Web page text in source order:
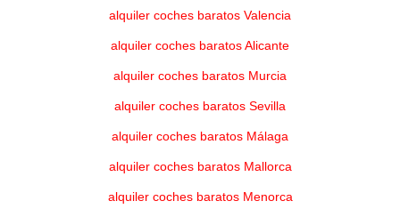
alquiler coches baratos Valencia
alquiler coches baratos Alicante
alquiler coches baratos Murcia
alquiler coches baratos Sevilla
alquiler coches baratos Málaga
alquiler coches baratos Mallorca
alquiler coches baratos Menorca